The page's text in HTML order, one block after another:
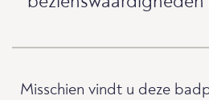
Misschien vindt u deze